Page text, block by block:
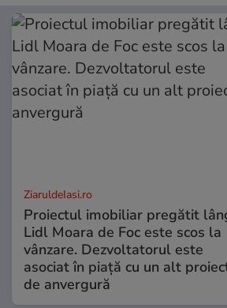
ZiaruldeIasi.ro
Proiectul imobiliar pregătit
Lidl Moara de Foc este scos la
vânzare. Dezvoltatorul este
asociat în piață cu un alt
de anvergură